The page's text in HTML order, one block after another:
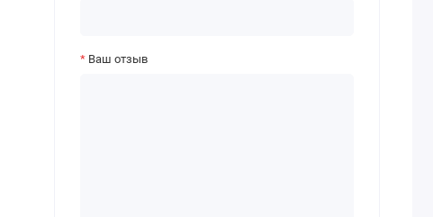
Ваш отзыв